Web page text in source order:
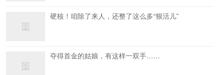
硬核！咱除了来人，还整了这么多“狠活儿”
夺得首金的姑娘，有这样一双手……